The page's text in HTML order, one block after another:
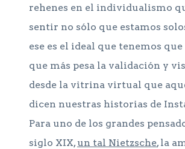
rehenes en el individualismo
sentir no sólo que estamos
ese es el ideal que tenemos que
que más pesa la validación y
desde la vitrina virtual que
dicen nuestras historias de
Para uno de los grandes
siglo XIX, un tal Nietzsche, la